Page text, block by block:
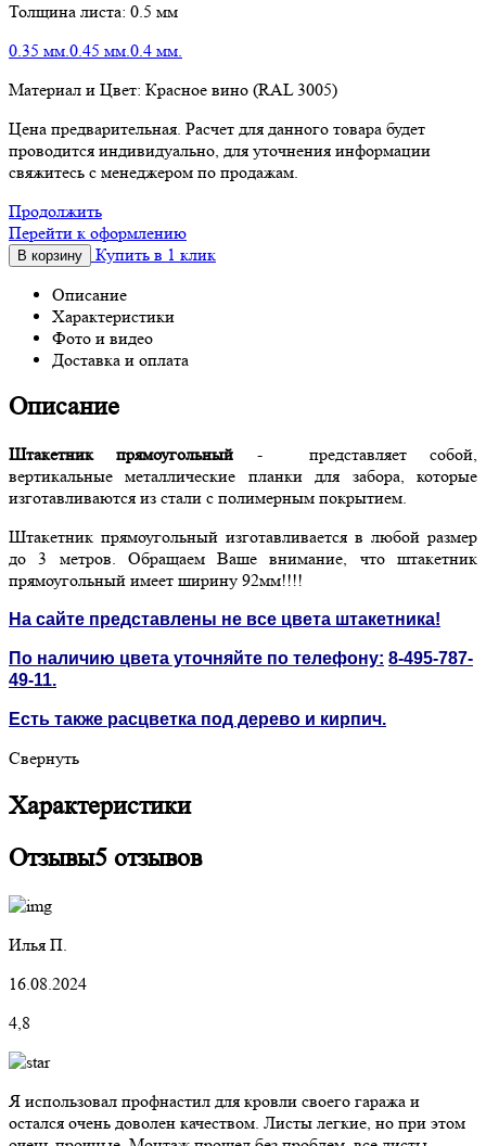
Толщина листа: 0.5 мм
0.35 мм. 0.45 мм. 0.4 мм.
Материал и Цвет: Красное вино (RAL 3005)
Цена предварительная. Расчет для данного товара будет
проводится индивидуально, для уточнения информации
свяжитесь с менеджером по продажам.
Продолжить
Перейти к оформлению
В корзину
Купить в 1 клик
Описание
Характеристики
Фото и видео
Доставка и оплата
Описание
Штакетник прямоугольный - представляет собой,
вертикальные металлические планки для забора, которые
изготавливаются из стали с полимерным покрытием.
Штакетник прямоугольный изготавливается в любой размер
до 3 метров. Обращаем Ваше внимание, что штакетник
прямоугольный имеет ширину 92мм!!!!
На сайте представлены не все цвета штакетника!
По наличию цвета уточняйте по телефону: 8-495-787-
49-11.
Есть также расцветка под дерево и кирпич.
Свернуть
Характеристики
Отзывы5 отзывов
Илья П.
16.08.2024
4,8
Я использовал профнастил для кровли своего гаража и
остался очень доволен качеством. Листы легкие, но при этом